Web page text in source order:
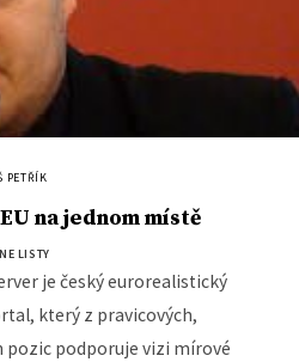
PETŘÍK
na jednom místě
LISTY
je český eurorealistický
který z pravicových,
podporuje vizi mírové